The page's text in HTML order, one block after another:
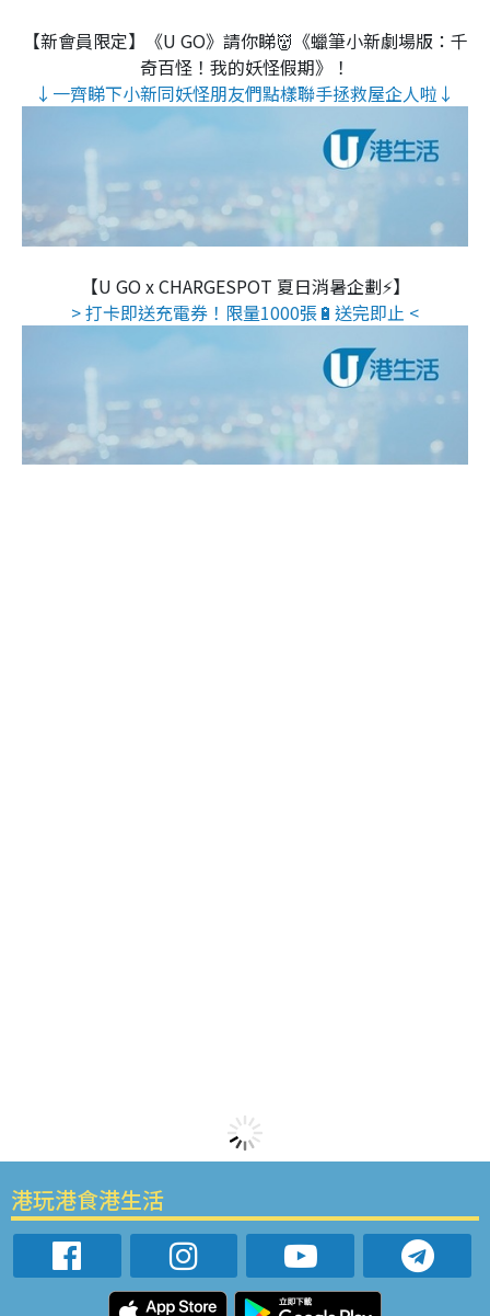
【新會員限定】《U GO》請你睇👹《蠟筆小新劇場版：千
奇百怪！我的妖怪假期》！
↓一齊睇下小新同妖怪朋友們點樣聯手拯救屋企人啦↓
【U GO x CHARGESPOT 夏日消暑企劃⚡】
> 打卡即送充電券！限量1000張🔋送完即止 <
港玩港食港生活